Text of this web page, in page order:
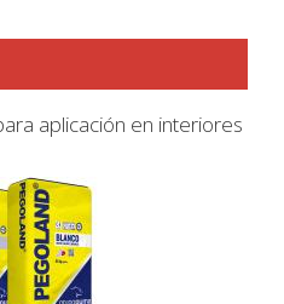
aplicación en interiores